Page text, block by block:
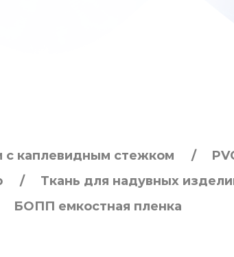
с каплевидным стежком
Ткань для надувных
БОПП емкостная пленка